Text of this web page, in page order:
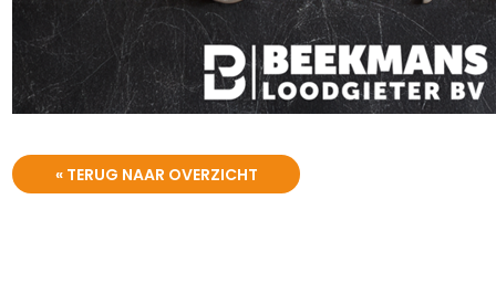
« TERUG NAAR OVERZICHT